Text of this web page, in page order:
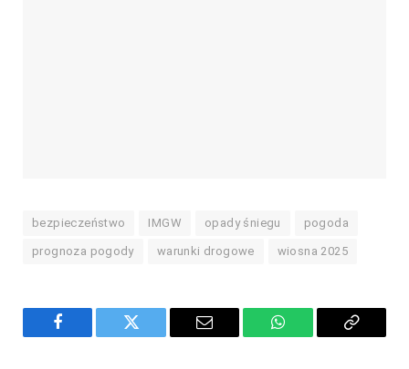
bezpieczeństwo IMGW opady śniegu pogoda
prognoza pogody warunki drogowe wiosna 2025
Facebook Twitter Email WhatsAppCopy